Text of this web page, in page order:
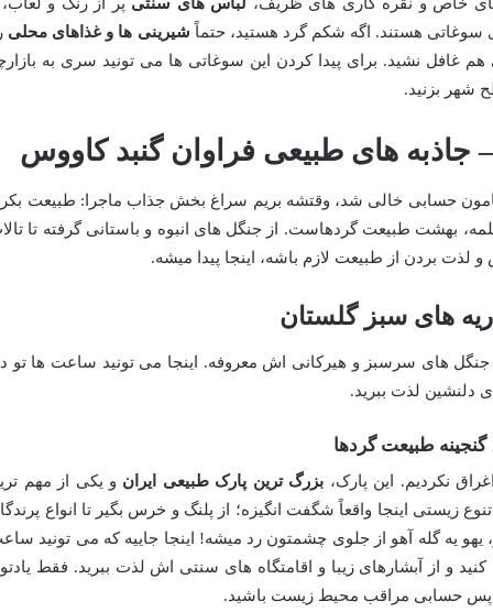
سوغاتی هستند. اگه شکم گرد هستید، حتماً شیرینی ها و غذاهای محلی
غافل نشید. برای پیدا کردن این سوغاتی ها می تونید سری به
شهر بزنید.
های طبیعی فراوان گنبد کاووس
حسابی خالی شد، وقتشه بریم سراغ بخش جذاب ماجرا: طبیعت
بهشت طبیعت گردهاست. از جنگل های انبوه و باستانی گرفته تا
لذت بردن از طبیعت لازم باشه، اینجا پیدا میشه.
های سبز گلستان
جنگل های سرسبز و هیرکانی اش معروفه. اینجا می تونید ساعت ها تو
دلنشین لذت ببرید.
طبیعت گردها
نکردیم. این پارک، بزرگ ترین پارک طبیعی ایران و یکی از مهم
اینجا واقعاً شگفت انگیزه؛ از پلنگ و خرس بگیر تا انواع
یهو یه گله آهو از جلوی چشمتون رد میشه! اینجا جاییه که می تونید
و از آبشارهای زیبا و اقامتگاه های سنتی اش لذت ببرید. فقط
پس حسابی مراقب محیط زیست باشید.